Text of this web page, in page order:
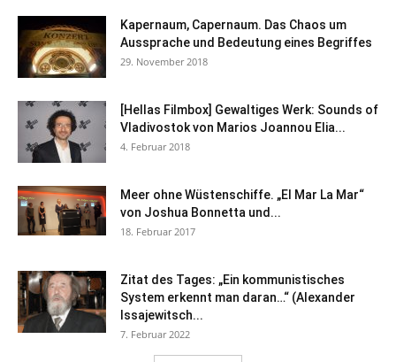
Kapernaum, Capernaum. Das Chaos um
Aussprache und Bedeutung eines Begriffes
29. November 2018
[Hellas Filmbox] Gewaltiges Werk: Sounds of
Vladivostok von Marios Joannou Elia...
4. Februar 2018
Meer ohne Wüstenschiffe. „El Mar La Mar“
von Joshua Bonnetta und...
18. Februar 2017
Zitat des Tages: „Ein kommunistisches
System erkennt man daran…“ (Alexander
Issajewitsch...
7. Februar 2022